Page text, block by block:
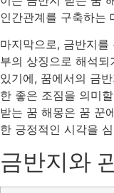
인간관계를 구축하는
마지막으로, 금반지
부의 상징으로 해석
있기에, 꿈에서의 금
한 좋은 조짐을 의미
받는 꿈 해몽은 꿈 꾼
한 긍정적인 시각을
금반지와